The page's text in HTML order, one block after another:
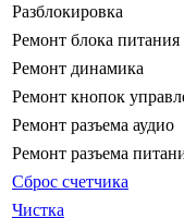
Разблокировка
Ремонт блока питания
Ремонт динамика
Ремонт кнопок
Ремонт разъема аудио
Ремонт разъема
Сброс счетчика
Чистка